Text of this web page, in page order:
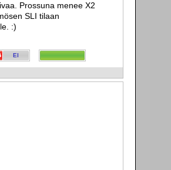
Prossuna menee X2
SLI tilaan
:)
EI